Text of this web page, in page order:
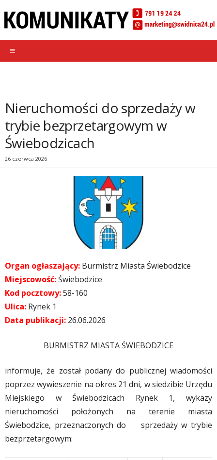
Nieruchomości do sprzedaży w
trybie bezprzetargowym w
Świebodzicach
26 czerwca 2026
Organ ogłaszający: Burmistrz Miasta Świebodzice
Miejscowość:Świebodzice
Kod pocztowy:58-160
Ulica: Rynek 1
Data publikacji: 26.06.2026
BURMISTRZ MIASTA ŚWIEBODZICE
informuje, że został podany do publicznej wiadomości
poprzez wywieszenie na okres 21 dni, w siedzibie Urzędu
Miejskiego w Świebodzicach Rynek 1, wykazy
nieruchomości położonych na terenie miasta
Świebodzice, przeznaczonych do sprzedaży w trybie
bezprzetargowym: